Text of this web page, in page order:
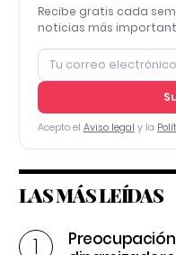
Recibe gratis cada
noticias más
Acepto el Aviso legal y la
LAS MÁS LEÍDAS
Preocupación